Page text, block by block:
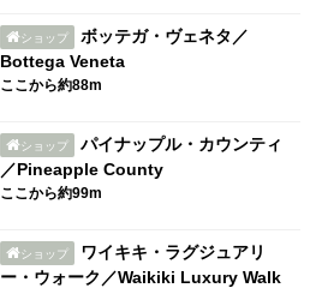
ショップ
ボッテガ・ヴェネタ／
Bottega Veneta
ここから約88m
ショップ
パイナップル・カウンティ
／Pineapple County
ここから約99m
ショップ
ワイキキ・ラグジュアリ
ー・ウォーク／Waikiki Luxury Walk